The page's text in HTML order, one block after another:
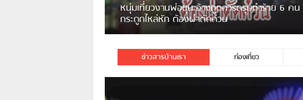
ชาวเน็ตสวดยับ! พบพม่าเร่ขายพวงมาลัยหน้าพ่อขุ
พอไม่ซื้อเดินตาม
มีชาวเน็ตรายหนึ่งซึ่งแจ้งว่าตนเองไม่ใช่ประชาชนชาวเชียงร […]
ข่าวสารบ้านเรา ท่องเที่ยว